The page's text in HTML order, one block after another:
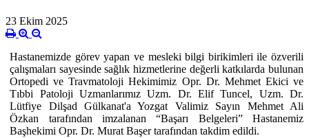
23 Ekim 2025
Hastanemizde görev yapan ve mesleki bilgi birikimleri ile özverili
çalışmaları sayesinde sağlık hizmetlerine değerli katkılarda bulunan
Ortopedi ve Travmatoloji Hekimimiz Opr. Dr. Mehmet Ekici ve
Tıbbi Patoloji Uzmanlarımız Uzm. Dr. Elif Tuncel, Uzm. Dr.
Lütfiye Dilşad Gülkanat'a Yozgat Valimiz Sayın Mehmet Ali
Özkan tarafından imzalanan “Başarı Belgeleri” Hastanemiz
Başhekimi Opr. Dr. Murat Başer tarafından takdim edildi.